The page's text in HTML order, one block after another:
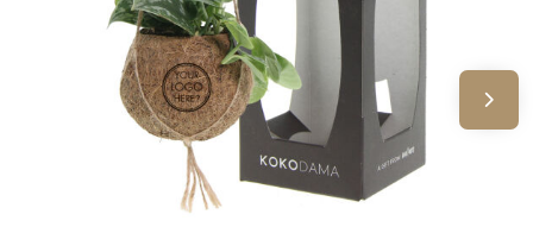
Verjaardagen
Voetbal, EK en WK
Voor de bouw
Zomergeschenken